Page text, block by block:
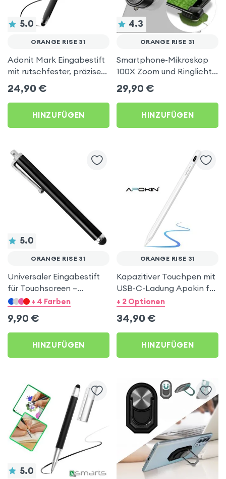
5.0
ORANGE RISE 31
Adonit Mark Eingabestift
mit rutschfester, präziser,
dicker Spitze – Schwarz
für Orange Rise 31
24,90 €
HINZUFÜGEN
4.3
ORANGE RISE 31
Smartphone-Mikroskop
100X Zoom und Ringlicht
mit Schiebedeckel,
30mAh - Schwarz für
Orange Rise 31
29,90 €
HINZUFÜGEN
5.0
ORANGE RISE 31
Universaler Eingabestift
für Touchscreen –
Schwarz für Orange Rise
+ 4 Farben
9,90 €
HINZUFÜGEN
ORANGE RISE 31
Kapazitiver Touchpen mit
USB-C-Ladung Apokin für
Orange Rise 31
+ 2 Optionen
34,90 €
HINZUFÜGEN
5.0